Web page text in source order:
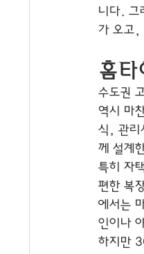
니다. 그
가 오고,
홈타
수도권
역시 마
식, 관리
께 설계
특히 자
편한 복
에서는
인이나
하지만